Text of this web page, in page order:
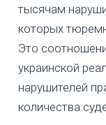
тысячам
которых
Это
украинской
нарушителей
количества